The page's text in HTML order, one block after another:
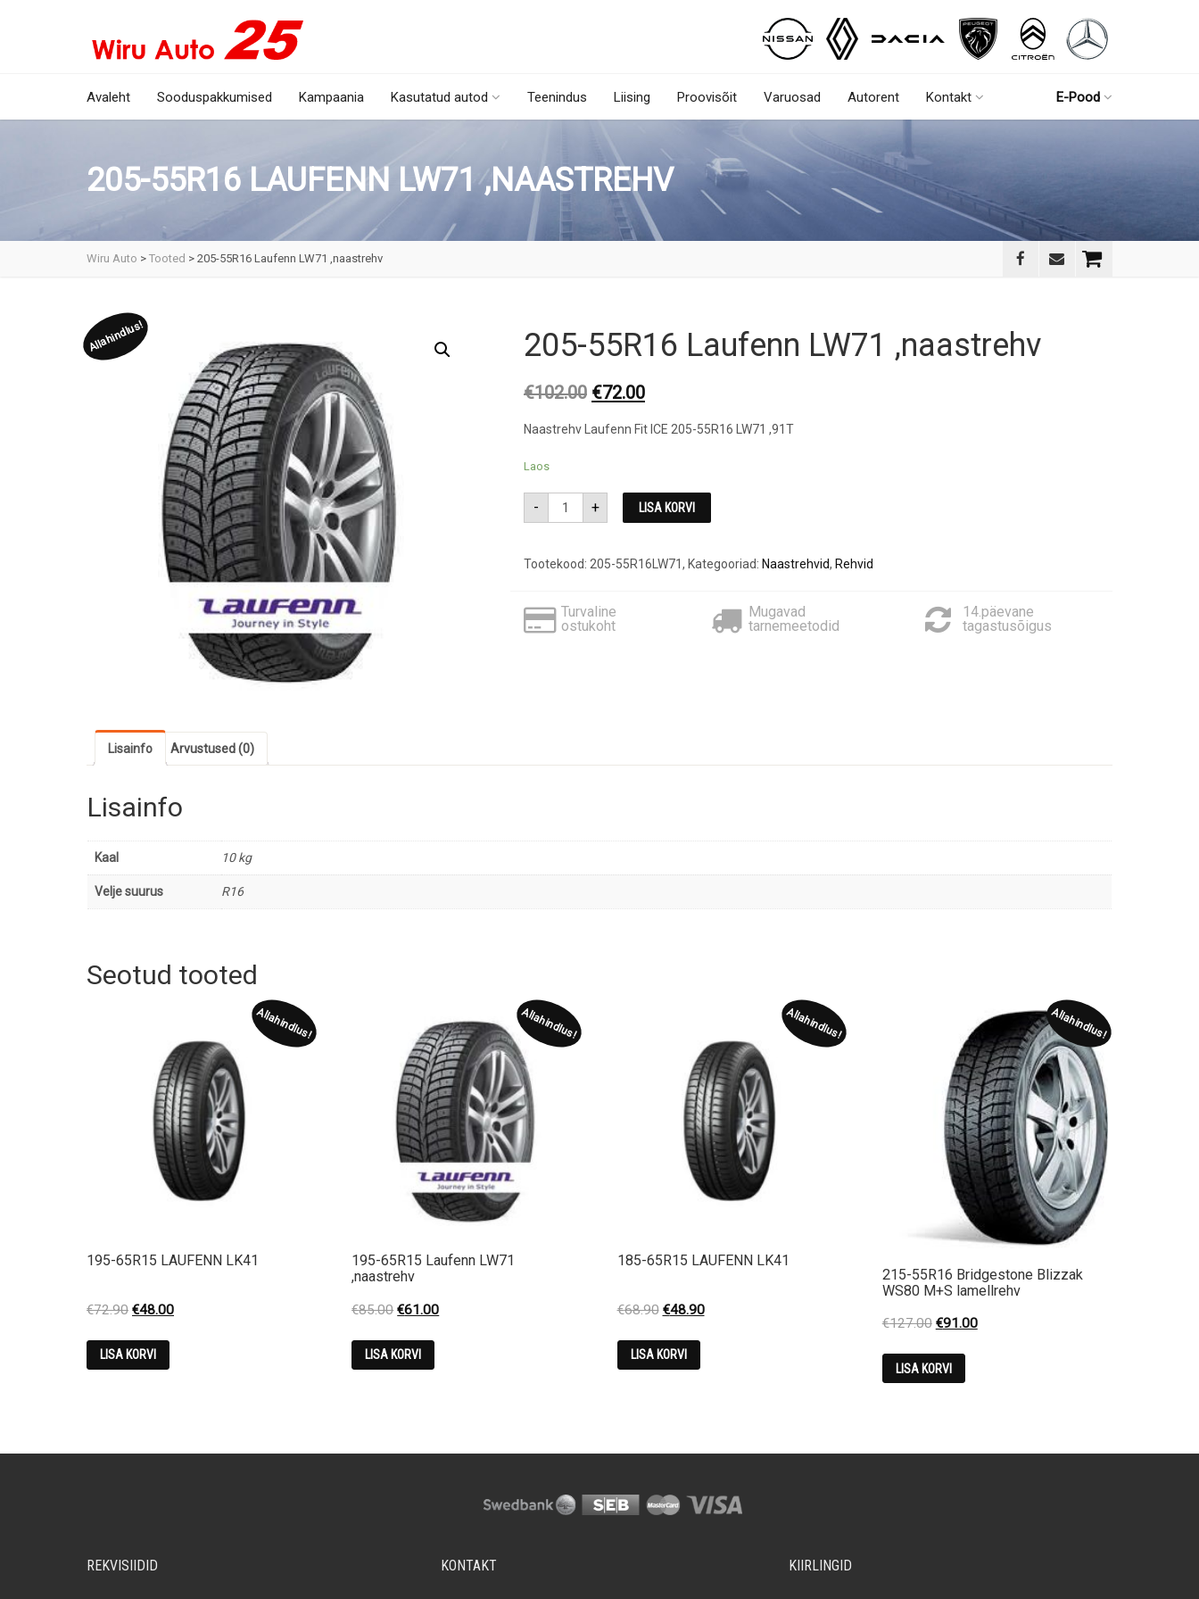
Avaleht Sooduspakkumised Kampaania Kasutatud autod Teenindus Liising Proovisõit Varuosad Autorent Kontakt E-Pood
205-55R16 LAUFENN LW71 ,NAASTREHV
Wiru Auto > Tooted > 205-55R16 Laufenn LW71 ,naastrehv
Allahindlus! 205-55R16 Laufenn LW71 ,naastrehv
€102.00 Original
was:
€72.00Current
is:
Naastrehv Laufenn Fit ICE 205-55R16 LW71 ,91T
Laos
-
205-
55R16
Laufenn
kogus
+ LISA KORVI
Tootekood: 205-55R16LW71, Kategooriad: Naastrehvid, Rehvid
Turvaline
ostukoht
Mugavad
tarnemeetodid
14.päevane
tagastusõigus
Lisainfo Arvustused (0)
Lisainfo
Kaal 10 kg
Velje suurus R16
Seotud tooted
Allahindlus!
195-65R15 LAUFENN LK41
€72.90 Original
was:
€72.90.
€48.00Current
LISA KORVI
Allahindlus!
195-65R15 Laufenn LW71
,naastrehv
€85.00 Original
was:
€85.00.
€61.00Current
LISA KORVI
Allahindlus!
185-65R15 LAUFENN LK41
€68.90 Original
was:
€68.90.
€48.90Current
LISA KORVI
Allahindlus!
215-55R16 Bridgestone Blizzak
WS80 M+S lamellrehv
€127.00 Original
was:
€127.00.
€91.00Current
LISA KORVI
REKVISIIDID KONTAKT KIIRLINGID